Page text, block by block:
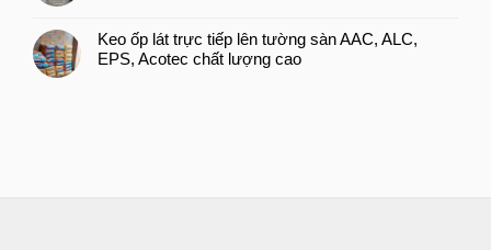
Keo ốp lát trực tiếp lên tường sàn AAC, ALC,
EPS, Acotec chất lượng cao